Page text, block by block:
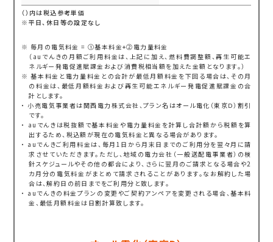
（）内は税込参考単価
※平日、休日等の設定なし
※ 毎月の電気料金 = ①基本料金+②電力量料金
（auでんきの月額ご利用料金は、上記に加え、燃料費調整額、再生可能エ
ネルギー発電促進賦課金および消費税相当額を加えた金額となります。）
※ 基本料金と電力量料金との合計が最低月額料金を下回る場合は、その月
の料金は、最低月額料金および再生可能エネルギー発電促進賦課金の合
計とします。
・ 小売電気事業者は関西電力株式会社、プラン名はオール電化（東京Ｄ）割引
です。
・ auでんきは税抜額で基本料金や電力量料金を計算し合計額から税額を算
出するため、税込額が現在の電気料金と異なる場合があります。
・ auでんきご利用料金は、毎月1日から月末日までのご利用分を翌々月に請
求させていただきます。ただし、地域の電力会社（一般送配電事業者）の検
針スケジュールやその他の都合により、さらに翌月のご請求となる場合や2
カ月分の電気料金がまとめて請求されることがあります。なお解約した場
合は、解約日の前日までをご利用分と致します。
・ auでんきの料金プランの変更やご契約アンペアを変更される場合、基本料
金、最低月額料金は日割計算致します。